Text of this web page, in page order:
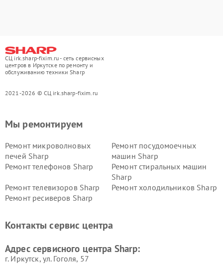
СЦ irk.sharp-fixim.ru - сеть сервисных
центров в Иркутске по ремонту и
обслуживанию техники Sharp
2021-2026 © СЦ irk.sharp-fixim.ru
Мы ремонтируем
Ремонт микроволновых
печей Sharp
Ремонт посудомоечных
машин Sharp
Ремонт телефонов Sharp
Ремонт стиральных машин
Sharp
Ремонт телевизоров Sharp
Ремонт холодильников Sharp
Ремонт ресиверов Sharp
Контакты сервис центра
Адрес сервисного центра Sharp:
г. Иркутск, ул. ​Гоголя, 57